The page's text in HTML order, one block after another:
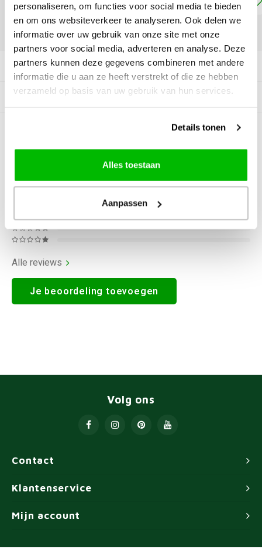
personaliseren, om functies voor social media te bieden
en om ons websiteverkeer te analyseren. Ook delen we
informatie over uw gebruik van onze site met onze
partners voor social media, adverteren en analyse. Deze
partners kunnen deze gegevens combineren met andere
informatie die u aan ze heeft verstrekt of die ze hebben
verzameld op basis van uw gebruik van hun services.
Details tonen
Alles toestaan
Aanpassen
DELEN:
Productomschrijving
Gerelateerde producten
BEOORDELINGEN
Alle reviews
Je beoordeling toevoegen
Contact
Volg ons
Klantenservice
Mijn account